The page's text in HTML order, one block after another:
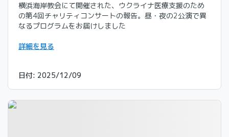
横浜海岸教会にて開催された、ウクライナ医療支援のため
の第4回チャリティコンサートの報告。昼・夜の2公演で異
なるプログラムをお届けしました
詳細を見る
日付: 2025/12/09